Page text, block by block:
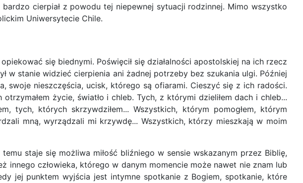
cierpiał z powodu tej niepewnej sytuacji rodzinnej. Mimo wszystko
Uniwersytecie Chile.
się biednymi. Poświęcił się działalności apostolskiej na ich rzecz
w stanie widzieć cierpienia ani żadnej potrzeby bez szukania ulgi. Później
swoje nieszczęścia, ucisk, którego są ofiarami. Cieszyć się z ich radości.
życie, światło i chleb. Tych, z którymi dzieliłem dach i chleb...
tych, których skrzywdziłem... Wszystkich, którym pomogłem, którym
mną, wyrządzali mi krzywdę... Wszystkich, którzy mieszkają w moim
staje się możliwa miłość bliźniego w sensie wskazanym przez Biblię,
innego człowieka, którego w danym momencie może nawet nie znam lub
jej punktem wyjścia jest intymne spotkanie z Bogiem, spotkanie, które